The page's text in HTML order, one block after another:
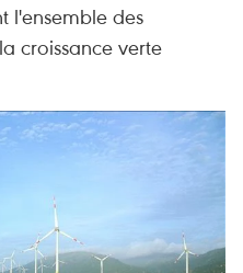
l'ensemble des
croissance verte